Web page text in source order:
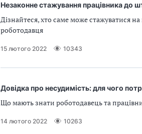
Незаконне стажування працівника до
Дізнайтеся, хто саме може стажуватися
роботодавця
15 лютого 2022 10343
Довідка про несудимість: для чого
Що мають знати роботодавець та
14 лютого 2022 10263